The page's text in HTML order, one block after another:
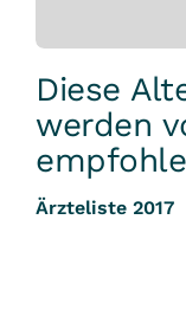
Diese
werden
Ärzteliste 2017